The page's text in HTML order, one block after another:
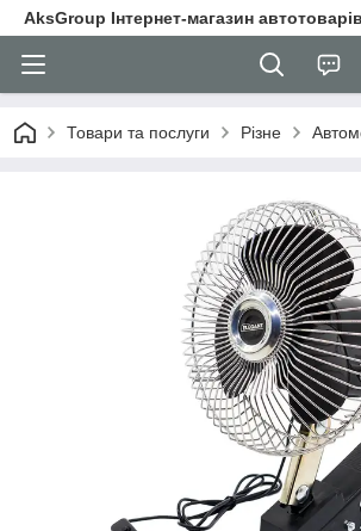
AksGroup Інтернет-магазин
Товари та послуги Різне